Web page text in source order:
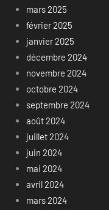
mars 2025
février 2025
janvier 2025
décembre 2024
novembre 2024
octobre 2024
septembre 2024
août 2024
juillet 2024
juin 2024
mai 2024
avril 2024
mars 2024